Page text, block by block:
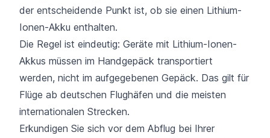
der entscheidende Punkt ist, ob sie einen Lithium-
Ionen-Akku enthalten.
Die Regel ist eindeutig: Geräte mit Lithium-Ionen-
Akkus müssen im Handgepäck transportiert
werden, nicht im aufgegebenen Gepäck. Das gilt für
Flüge ab deutschen Flughäfen und die meisten
internationalen Strecken.
Erkundigen Sie sich vor dem Abflug bei Ihrer